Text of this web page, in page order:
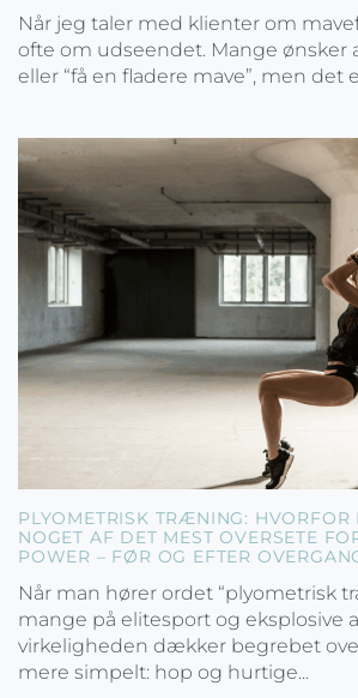
Når jeg taler med klienter om
ofte om udseendet. Mange ønsker
eller “få en fladere mave”, men det
PLYOMETRISK TRÆNING:
NOGET AF DET MEST OVERSETE
POWER – FØR OG EFTER
Når man hører ordet “plyometrisk
mange på elitesport og eksplosive
virkeligheden dækker begrebet
mere simpelt: hop og hurtige...